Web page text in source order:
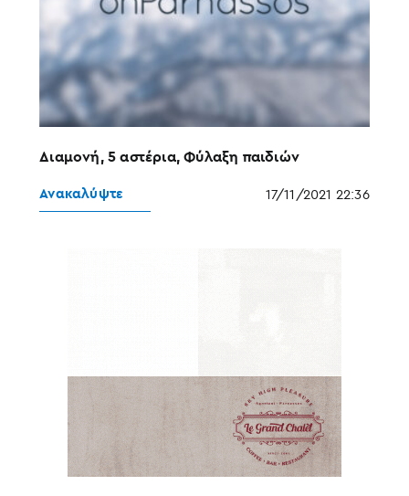
Διαμονή, 5 αστέρια, Φύλαξη παιδιών
Ανακαλύψτε 17/11/2021 22:36